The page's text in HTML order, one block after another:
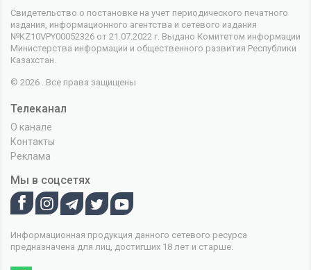
Свидетельство о постановке на учет периодического печатного
издания, информационного агентства и сетевого издания
№KZ10VPY00052326 от 21.07.2022 г. Выдано Комитетом информации
Министерства информации и общественного развития Республики
Казахстан.
© 2026 . Все права защищены
Телеканал
О канале
Контакты
Реклама
Мы в соцсетях
Информационная продукция данного сетевого ресурса
предназначена для лиц, достигших 18 лет и старше.